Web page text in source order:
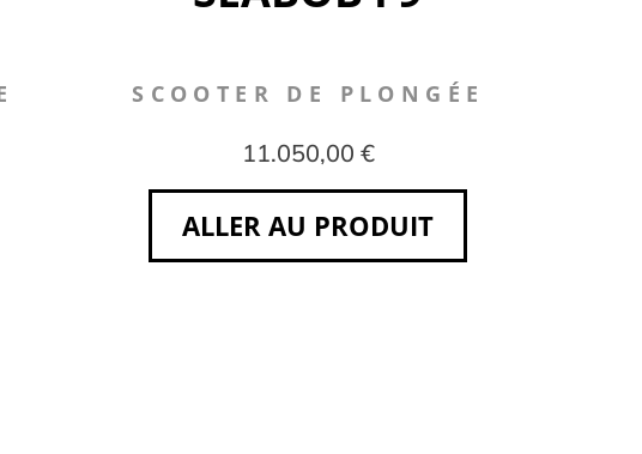
SCOOTER DE PLONGÉE
11.050,00 €
ALLER AU PRODUIT